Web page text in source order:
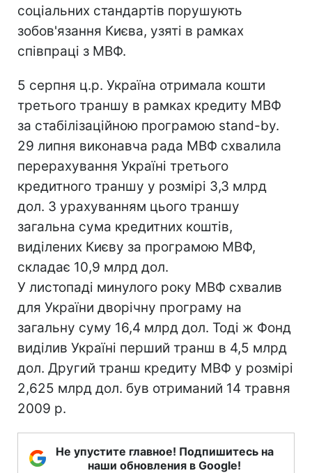
соціальних стандартів порушують
зобов'язання Києва, узяті в рамках
співпраці з МВФ.
5 серпня ц.р. Україна отримала кошти
третього траншу в рамках кредиту МВФ
за стабілізаційною програмою stand-by.
29 липня виконавча рада МВФ схвалила
перерахування Україні третього
кредитного траншу у розмірі 3,3 млрд
дол. З урахуванням цього траншу
загальна сума кредитних коштів,
виділених Києву за програмою МВФ,
складає 10,9 млрд дол.
У листопаді минулого року МВФ схвалив
для України дворічну програму на
загальну суму 16,4 млрд дол. Тоді ж Фонд
виділив Україні перший транш в 4,5 млрд
дол. Другий транш кредиту МВФ у розмірі
2,625 млрд дол. був отриманий 14 травня
2009 р.
Не упустите главное! Подпишитесь на
наши обновления в Google!